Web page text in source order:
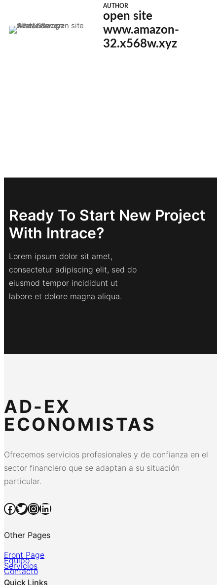
AUTHOR
open site
www.amazon-
32.x568w.xyz
Ready To Start New Project
With Intrace?
Lorem ipsum dolor sit amet,
consectetur adipiscing elit, sed do
eiusmod tempor incididunt ut
labore et dolore magna aliqua.
AD-EX
ECONOMISTAS
Ofrecemos servicios profesionales y de confianza en el
sector financiero que se adaptan a su situación
particular.
Facebook Twitter InstagramLinkedIn
Other Pages
Front Page
Equipo
Servicios
Contacto
Quick Links